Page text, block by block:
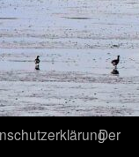
Der